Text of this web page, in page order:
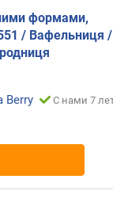
формами,
/ Вафельниця /
Berry С нами 7